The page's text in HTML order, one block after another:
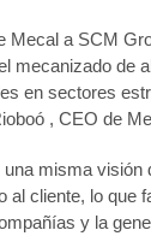
Mecal a SCM
mecanizado de
en sectores
, CEO de
misma visión
al cliente, lo que
y la